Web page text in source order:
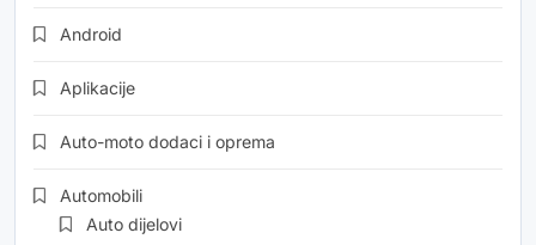
Android
Aplikacije
Auto-moto dodaci i oprema
Automobili
Auto dijelovi